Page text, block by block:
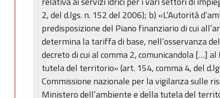
2, del d.lgs. n. 152 del 2006); b) «L’Autorità
predisposizione del Piano finanziario di cui
determina la tariffa di base, nell’osservanza
decreto di cui al comma 2, comunicandola […]
tutela del territorio» (art. 154, comma 4, del
Commissione nazionale per la vigilanza sulle
Ministero dell’ambiente e della tutela del